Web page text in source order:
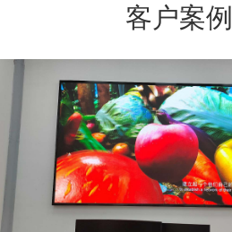
客户案例